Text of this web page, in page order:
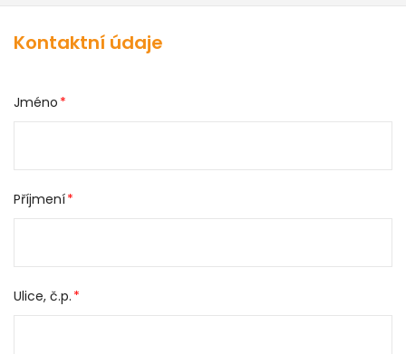
Kontaktní údaje
Jméno
Příjmení
Ulice, č.p.